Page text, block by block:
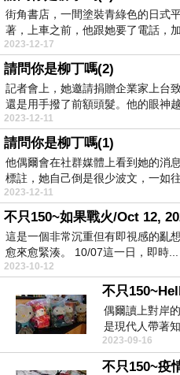
街角書店，一間塗裝青綠色的日式
著，上車之前，他跟她要了電話，加
2023-12-17
請問你是柳丁嗎(2)
記者會上，她邀請捐贈企業家上台
還是用手撥了前額頭髮。他的眼神越
2023-12-11
請問你是柳丁嗎(1)
他偶爾會在社群媒體上看到她的消
標註，她自己倒是很少波文，一如往
2023-12-11
不只150~如果戰火/Oct 12,
這是一個非常沉重但有即視感的亂
愈來愈緊湊。 10/07這一日，即時...
2023-10-12
不只
偶爾讀上對岸
是現代人帶著
調著以現代知...
2023-09-16
不只150~疫